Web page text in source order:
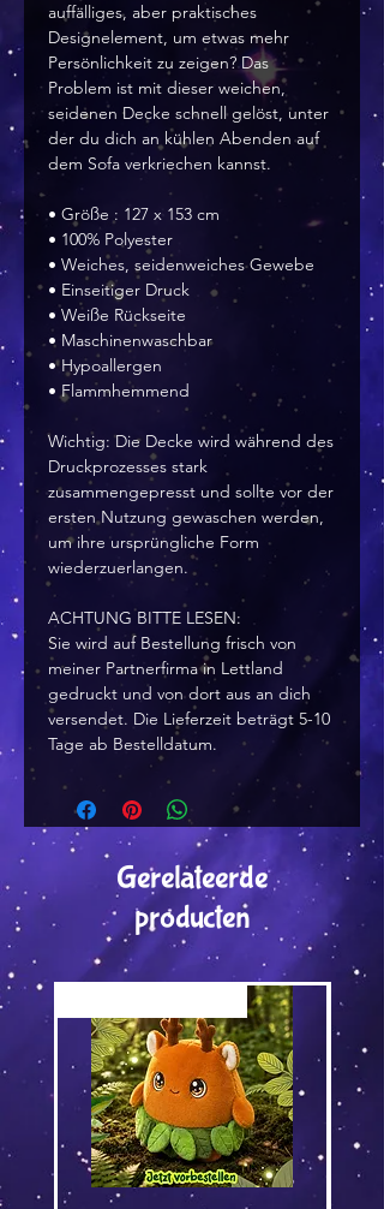
auffälliges, aber praktisches
Designelement, um etwas mehr
Persönlichkeit zu zeigen? Das
Problem ist mit dieser weichen,
seidenen Decke schnell gelöst, unter
der du dich an kühlen Abenden auf
dem Sofa verkriechen kannst.
• Größe : 127 x 153 cm
• 100% Polyester
• Weiches, seidenweiches Gewebe
• Einseitiger Druck
• Weiße Rückseite
• Maschinenwaschbar
• Hypoallergen
• Flammhemmend
Wichtig: Die Decke wird während des
Druckprozesses stark
zusammengepresst und sollte vor der
ersten Nutzung gewaschen werden,
um ihre ursprüngliche Form
wiederzuerlangen.
ACHTUNG BITTE LESEN:
Sie wird auf Bestellung frisch von
meiner Partnerfirma in Lettland
gedruckt und von dort aus an dich
versendet. Die Lieferzeit beträgt 5-10
Tage ab Bestelldatum.
Gerelateerde
producten